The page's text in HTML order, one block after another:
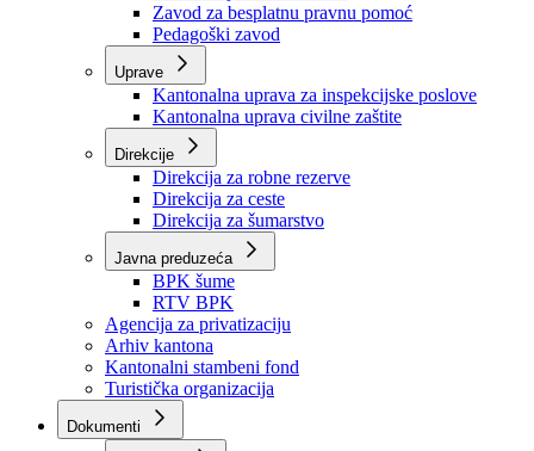
Zavodi
Zavod zdravstvenog osiguranja
Zavod za javno zdravstvo
Zavod za besplatnu pravnu pomoć
Pedagoški zavod
Kantonalna uprava za inspekcijske poslove
Kantonalna uprava civilne zaštite
Direkcije
Direkcija za robne rezerve
Direkcija za ceste
Direkcija za šumarstvo
Javna preduzeća
BPK šume
RTV BPK
Agencija za privatizaciju
Arhiv kantona
Kantonalni stambeni fond